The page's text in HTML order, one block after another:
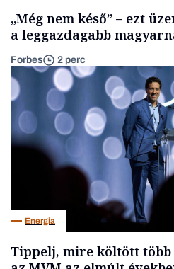
„Még nem késő” – ezt
a leggazdagabb
Forbes 2 perc
Energia
Tippelj, mire költött